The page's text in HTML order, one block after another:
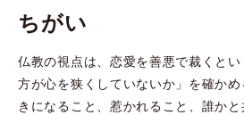
ちがい
仏教の視点は、恋愛を善悪で裁くと
方が心を狭くしていないか」を確か
きになること、惹かれること、誰か